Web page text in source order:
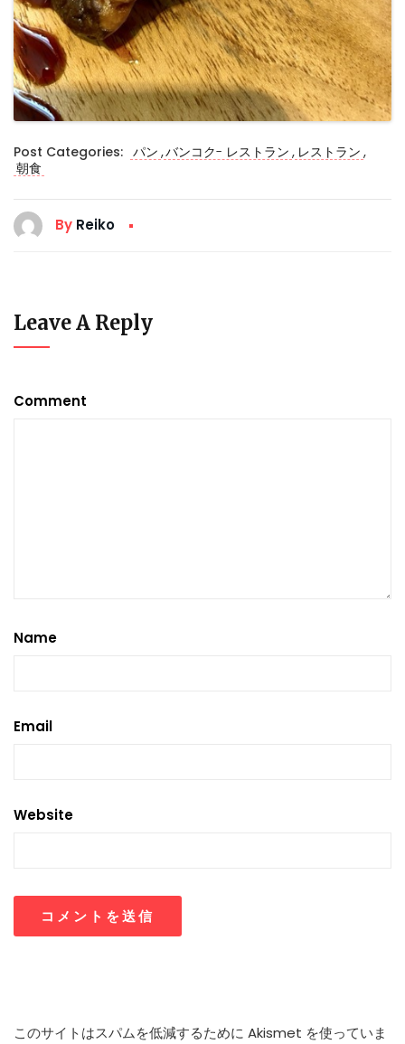
Post Categories: パン ,バンコク- レストラン , レストラン ,
朝食
By Reiko
Leave A Reply
Comment
Name
Email
Website
このサイトはスパムを低減するために Akismet を使っていま